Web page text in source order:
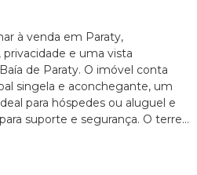
à venda em Paraty,
e uma vista
de Paraty. O imóvel conta
singela e aconchegante, um
para hóspedes ou aluguel e
suporte e segurança. O terre…